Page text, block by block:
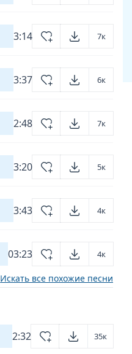
3:14
7к
3:37
6к
2:48
7к
3:20
5к
3:43
4к
03:23
4к
Искать все похожие песни
2:32
35к